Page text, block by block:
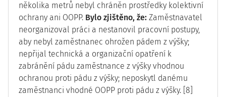
několika metrů nebyl chráněn prostředky kolektivní
ochrany ani OOPP. Bylo zjištěno, že: Zaměstnavatel
neorganizoval práci a nestanovil pracovní postupy,
aby nebyl zaměstnanec ohrožen pádem z výšky;
nepřijal technická a organizační opatření k
zabránění pádu zaměstnance z výšky vhodnou
ochranou proti pádu z výšky; neposkytl danému
zaměstnanci vhodné OOPP proti pádu z výšky. [8]